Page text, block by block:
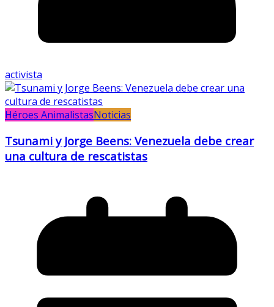
activista
Héroes AnimalistasNoticias
Tsunami y Jorge Beens: Venezuela debe crear
una cultura de rescatistas